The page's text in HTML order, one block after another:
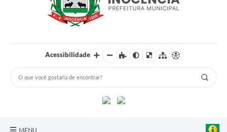
Acessibilidade
MENU